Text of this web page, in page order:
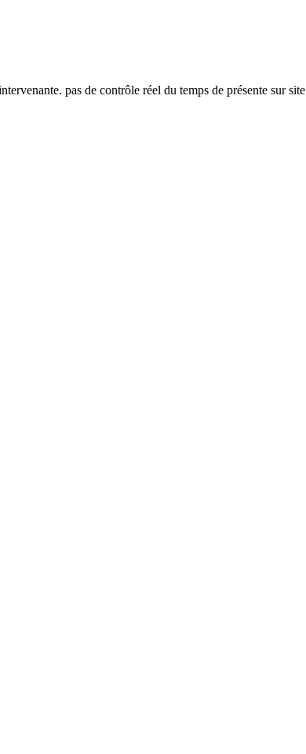
pas de contrôle réel du temps de présente sur site